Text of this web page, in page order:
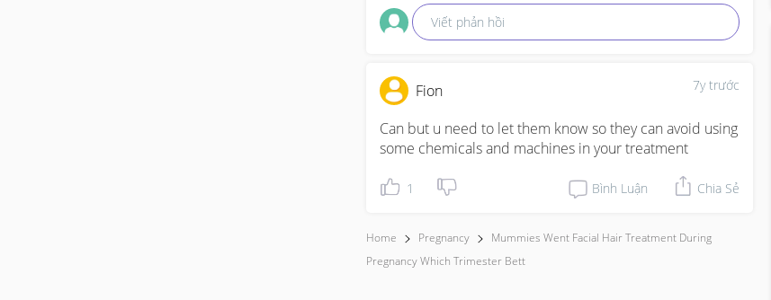
Viết phản hồi
7y trước
Fion
Can but u need to let them know so they can avoid using
some chemicals and machines in your treatment
1 Bình Luận Chia Sẻ
Home Pregnancy
Mummies Went Facial Hair Treatment During
Pregnancy Which Trimester Bett